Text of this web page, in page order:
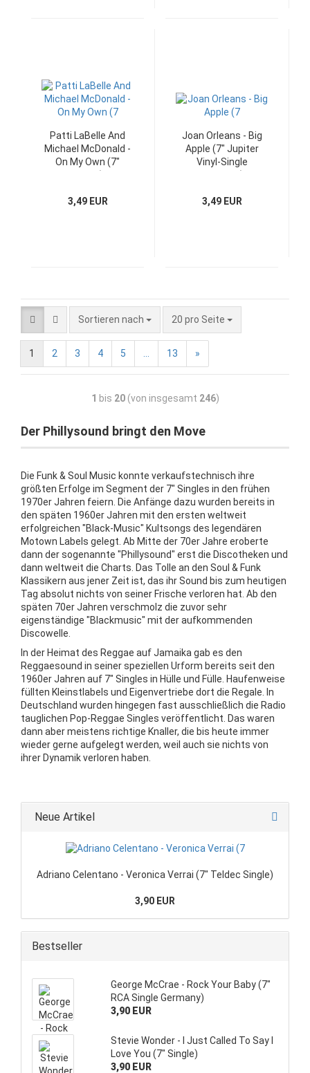
Patti LaBelle And
Michael McDonald -
On My Own (7"
3,49 EUR
Joan Orleans - Big
Apple (7" Jupiter
Vinyl-Single
3,49 EUR
Sortieren nach 20 pro Seite
1 2 3 4 5 13 »
1 bis 20(von insgesamt 246)
Der Phillysound bringt den Move
Die Funk & Soul Music konnte verkaufstechnisch ihre
größten Erfolge im Segment der 7" Singles in den frühen
1970er Jahren feiern. Die Anfänge dazu wurden bereits in
den späten 1960er Jahren mit den ersten weltweit
erfolgreichen "Black-Music" Kultsongs des legendären
Motown Labels gelegt. Ab Mitte der 70er Jahre eroberte
dann der sogenannte "Phillysound" erst die Discotheken und
dann weltweit die Charts. Das Tolle an den Soul & Funk
Klassikern aus jener Zeit ist, das ihr Sound bis zum heutigen
Tag absolut nichts von seiner Frische verloren hat. Ab den
späten 70er Jahren verschmolz die zuvor sehr
eigenständige "Blackmusic" mit der aufkommenden
Discowelle.
In der Heimat des Reggae auf Jamaika gab es den
Reggaesound in seiner speziellen Urform bereits seit den
1960er Jahren auf 7" Singles in Hülle und Fülle. Haufenweise
füllten Kleinstlabels und Eigenvertriebe dort die Regale. In
Deutschland wurden hingegen fast ausschließlich die Radio
tauglichen Pop-Reggae Singles veröffentlicht. Das waren
dann aber meistens richtige Knaller, die bis heute immer
wieder gerne aufgelegt werden, weil auch sie nichts von
ihrer Dynamik verloren haben.
Neue Artikel
Adriano Celentano - Veronica Verrai (7" Teldec Single)
3,90 EUR
Bestseller
George McCrae - Rock Your Baby (7"
RCA Single Germany)
3,90 EUR
Stevie Wonder - I Just Called To Say I
Love You (7" Single)
3,90 EUR